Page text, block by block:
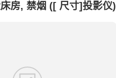
房, 禁烟 ([ 尺寸]投影仪)